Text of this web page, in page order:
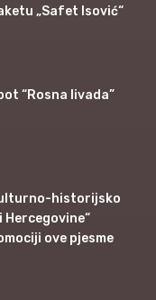
„Safet Isović“
“Rosna livada”
historijsko
ove pjesme